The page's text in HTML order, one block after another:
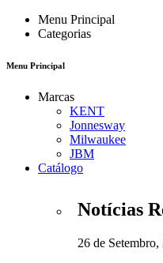
Menu Principal
Categorias
Menu Principal
Marcas
KENT
Jonnesway
Milwaukee
JBM
Catálogo
Notícias
26 de Setembro,